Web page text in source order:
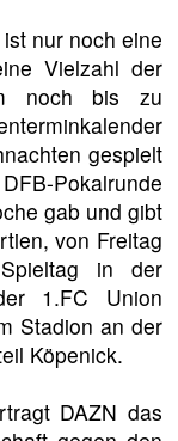
nur noch eine
Vielzahl der
noch bis zu
gespielt
Pokalrunde
gab und gibt
von Freitag
in der
1.FC Union
Stadion an der
Köpenick.
DAZN das